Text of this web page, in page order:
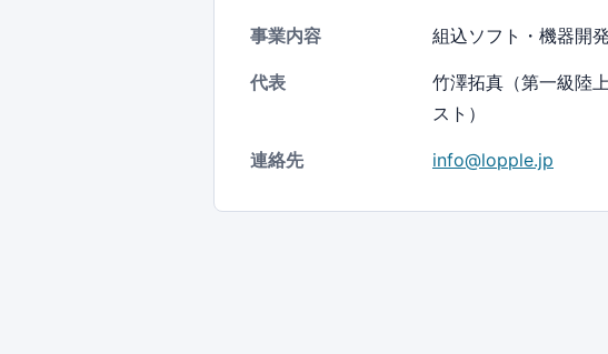
事業内容 組込ソフト・機器開
代表
竹澤拓真（第一級陸
スト）
連絡先 info@lopple.jp